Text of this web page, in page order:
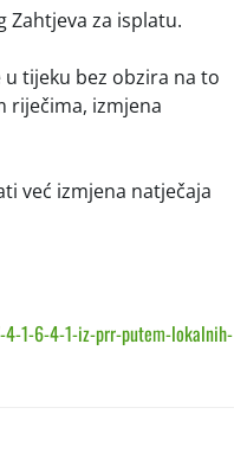
Zahtjeva za isplatu.
tijeku bez obzira na to
riječima, izmjena
već izmjena natječaja
1-6-4-1-iz-prr-putem-lokalnih-